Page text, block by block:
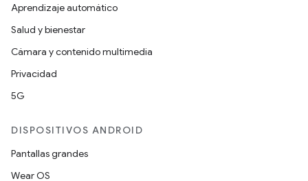
Aprendizaje automático
Salud y bienestar
Cámara y contenido multimedia
Privacidad
5G
DISPOSITIVOS ANDROID
Pantallas grandes
Wear OS